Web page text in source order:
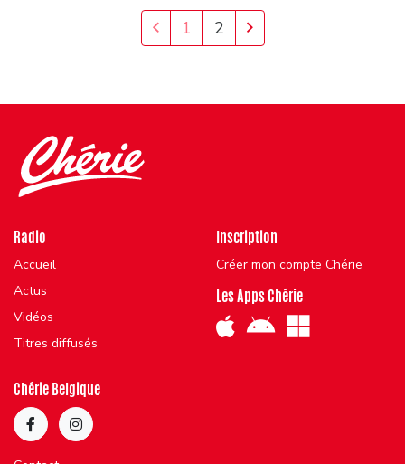
1 2
Radio
Accueil
Actus
Vidéos
Titres diffusés
Inscription
Créer mon compte Chérie
Les Apps Chérie
Chérie Belgique